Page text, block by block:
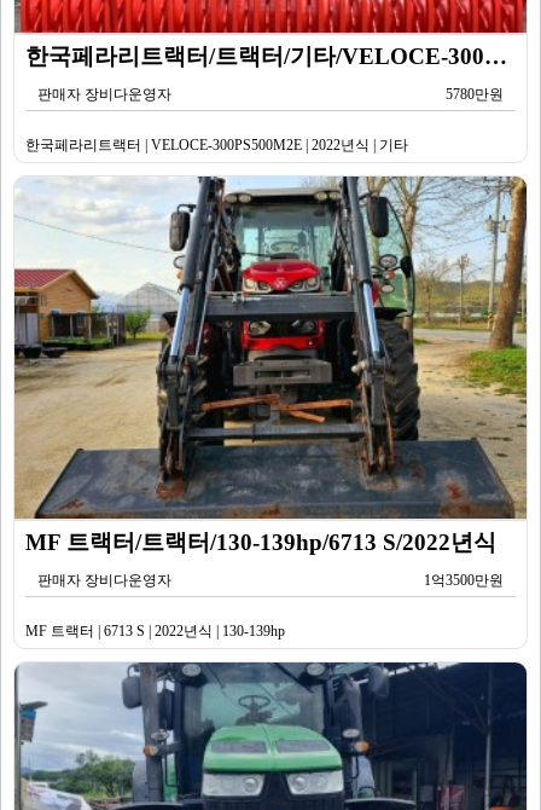
한국페라리트랙터/트랙터/기타/VELOCE-300PS500M2E/2022년식
판매자 장비다운영자 5780만원
한국페라리트랙터 | VELOCE-300PS500M2E | 2022년식 | 기타
MF 트랙터/트랙터/130-139hp/6713 S/2022년식
판매자 장비다운영자 1억3500만원
MF 트랙터 | 6713 S | 2022년식 | 130-139hp